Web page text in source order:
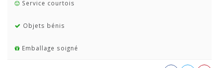
Service courtois
Objets bénis
Emballage soigné